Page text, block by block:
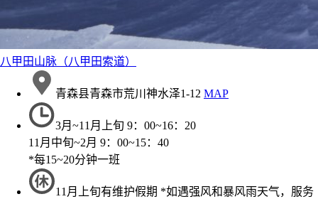
八甲田山脉（八甲田索道）
青森县青森市荒川神水泽1-12 MAP
3月~11月上旬 9：00~16：20
11月中旬~2月 9：00~15：40
*每15~20分钟一班
11月上旬有维护假期 *如遇强风和暴风雨天气，服务